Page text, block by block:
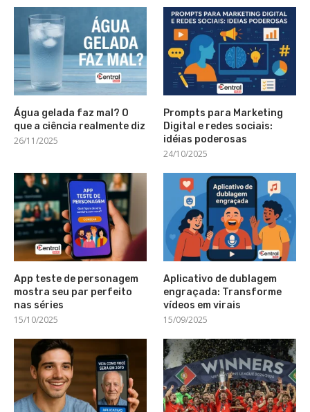
Água gelada faz mal? O
que a ciência realmente diz
26/11/2025
Prompts para Marketing
Digital e redes sociais:
idéias poderosas
24/10/2025
App teste de personagem
mostra seu par perfeito
nas séries
15/10/2025
Aplicativo de dublagem
engraçada: Transforme
vídeos em virais
15/09/2025